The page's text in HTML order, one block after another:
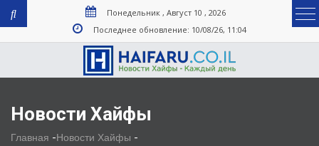
Понедельник , Август 10 , 2026
Последнее обновление: 10/08/26, 11:04
Новости Хайфы
Главная -Новости Хайфы -